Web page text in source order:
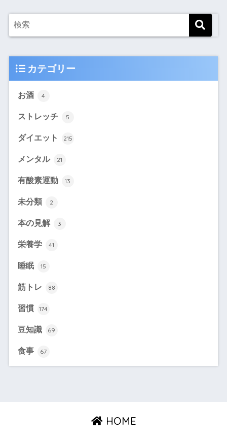
カテゴリー
お酒 4
ストレッチ 5
ダイエット 215
メンタル 21
有酸素運動 13
未分類 2
本の見解 3
栄養学 41
睡眠 15
筋トレ 88
習慣 174
豆知識 69
食事 67
HOME